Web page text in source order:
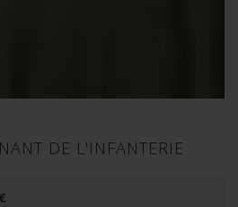
DE L'INFANTERIE
€